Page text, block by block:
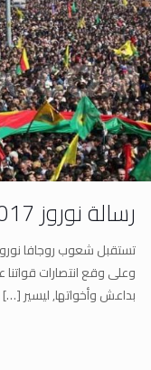
رسالة نوروز 2017
تستقبل شعوب روجافا
وعلى وقع انتصارات
بداعش وأخواتها, ليسير[…]